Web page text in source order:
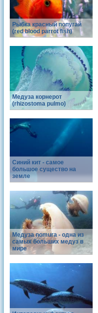
Рыбка красный попугай
(red blood parrot fish)
Медуза корнерот
(rhizostoma pulmo)
Синий кит - самое
большое существо на
земле
Медуза nomura - одна из
самых больших медуз в
мире